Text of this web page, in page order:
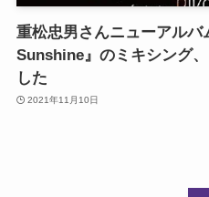
重松忠男さんニューアルバ
Sunshine』のミキシング
した
2021年11月10日